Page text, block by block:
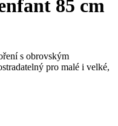
85 cm
s obrovským
pro malé i velké,